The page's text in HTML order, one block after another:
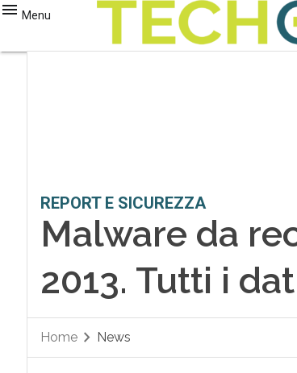
Menu
REPORT E SICUREZZA
Malware da
2013. Tutti i
Home News